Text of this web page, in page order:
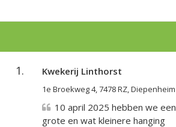
1. Kwekerij Linthorst
1e Broekweg 4, 7478 RZ, Diepenheim
10 april 2025 hebben we een
grote en wat kleinere hanging